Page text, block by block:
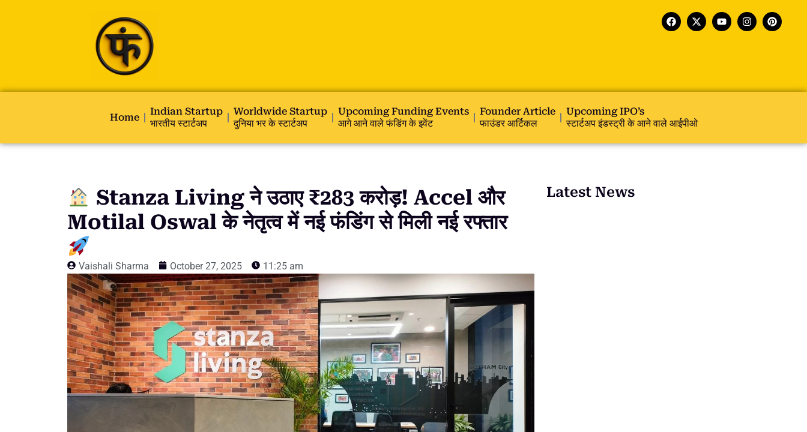
Home
Indian Startup
भारतीय स्टार्टअप
Worldwide Startup
दुनिया भर के स्टार्टअप
Upcoming Funding Events
आगे आने वाले फंडिंग के इवेंट
Founder Article
फाउंडर आर्टिकल
Upcoming IPO’s
स्टार्टअप इंडस्ट्री के आने वाले आईपीओ
Stanza Living ने उठाए ₹283 करोड़! Accel और
Motilal Oswal के नेतृत्व में नई फंडिंग से मिली नई रफ्तार
Vaishali Sharma October 27, 2025 11:25 am
Latest News